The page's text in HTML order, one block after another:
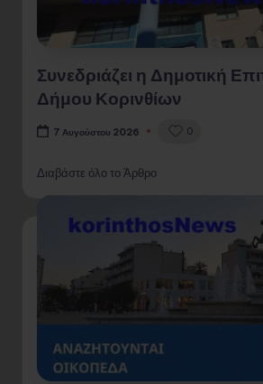
Συνεδριάζει η Δημοτική
Δήμου Κορινθίων
7 Αυγούστου 2026 0
Διαβάστε όλο το Άρθρο